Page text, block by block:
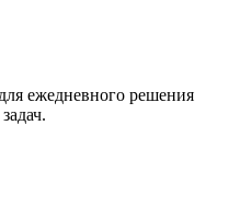
ежедневного решения